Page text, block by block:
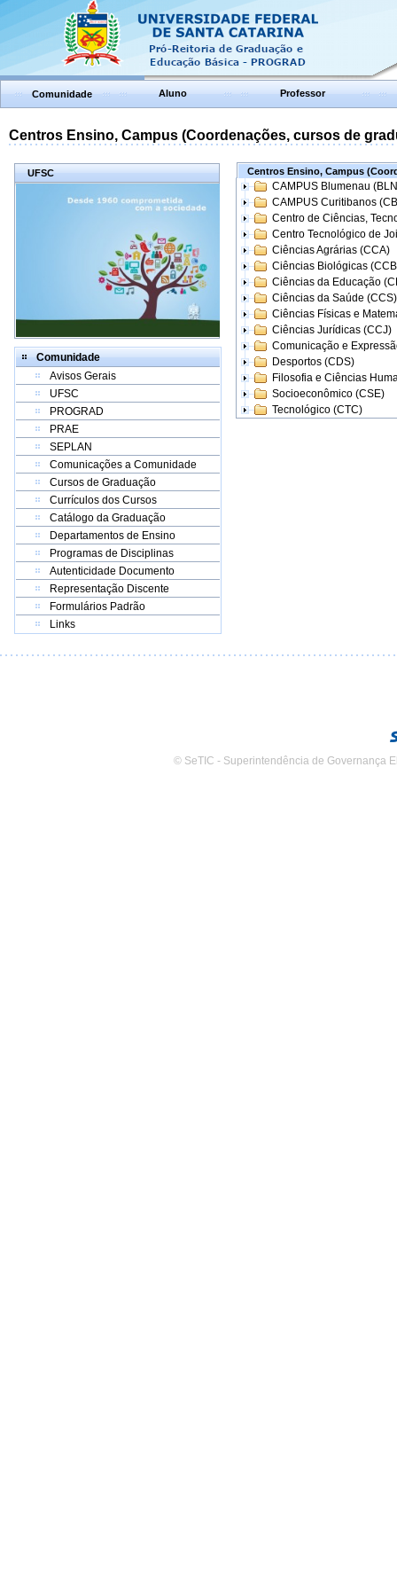
Comunidade Aluno Professor
Centros Ensino, Campus (Coordenações, cursos de
UFSC
Comunidade
Avisos Gerais
UFSC
PROGRAD
PRAE
SEPLAN
Comunicações a Comunidade
Cursos de Graduação
Currículos dos Cursos
Catálogo da Graduação
Departamentos de Ensino
Programas de Disciplinas
Autenticidade Documento
Representação Discente
Formulários Padrão
Links
Centros Ensino, Campus
CAMPUS Blumenau
CAMPUS Curitibanos
Centro de Ciências,
Centro Tecnológico de
Ciências Agrárias (CCA)
Ciências Biológicas
Ciências da Educação
Ciências da Saúde (CCS)
Ciências Físicas e
Ciências Jurídicas (CCJ)
Comunicação e
Desportos (CDS)
Filosofia e Ciências
Socioeconômico (CSE)
Tecnológico (CTC)
© SeTIC - Superintendência de Governança